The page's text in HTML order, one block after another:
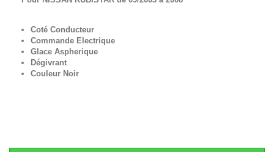
Coté Conducteur
Commande Electrique
Glace Aspherique
Dégivrant
Couleur Noir